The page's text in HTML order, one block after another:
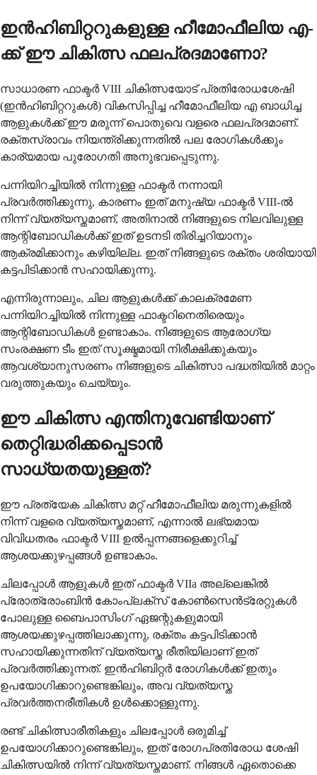
ഇൻഹിബിറ്ററുകളുള്ള ഹീമോഫീലിയ എ-
ക്ക് ഈ ചികിത്സ ഫലപ്രദമാണോ?
സാധാരണ ഫാക്ടർ VIII ചികിത്സയോട് പ്രതിരോധശേഷി
(ഇൻഹിബിറ്ററുകൾ) വികസിപ്പിച്ച ഹീമോഫീലിയ എ ബാധിച്ച
ആളുകൾക്ക് ഈ മരുന്ന് പൊതുവെ വളരെ ഫലപ്രദമാണ്.
രക്തസ്രാവം നിയന്ത്രിക്കുന്നതിൽ പല രോഗികൾക്കും
കാര്യമായ പുരോഗതി അനുഭവപ്പെടുന്നു.
പന്നിയിറച്ചിയിൽ നിന്നുള്ള ഫാക്ടർ നന്നായി
പ്രവർത്തിക്കുന്നു, കാരണം ഇത് മനുഷ്യ ഫാക്ടർ VIII-ൽ
നിന്ന് വ്യത്യസ്തമാണ്, അതിനാൽ നിങ്ങളുടെ നിലവിലുള്ള
ആന്റിബോഡികൾക്ക് ഇത് ഉടനടി തിരിച്ചറിയാനും
ആക്രമിക്കാനും കഴിയില്ല. ഇത് നിങ്ങളുടെ രക്തം ശരിയായി
കട്ടപിടിക്കാൻ സഹായിക്കുന്നു.
എന്നിരുന്നാലും, ചില ആളുകൾക്ക് കാലക്രമേണ
പന്നിയിറച്ചിയിൽ നിന്നുള്ള ഫാക്ടറിനെതിരെയും
ആന്റിബോഡികൾ ഉണ്ടാകാം. നിങ്ങളുടെ ആരോഗ്യ
സംരക്ഷണ ടീം ഇത് സൂക്ഷ്മമായി നിരീക്ഷിക്കുകയും
ആവശ്യാനുസരണം നിങ്ങളുടെ ചികിത്സാ പദ്ധതിയിൽ മാറ്റം
വരുത്തുകയും ചെയ്യും.
ഈ ചികിത്സ എന്തിനുവേണ്ടിയാണ്
തെറ്റിദ്ധരിക്കപ്പെടാൻ
സാധ്യതയുള്ളത്?
ഈ പ്രത്യേക ചികിത്സ മറ്റ് ഹീമോഫീലിയ മരുന്നുകളിൽ
നിന്ന് വളരെ വ്യത്യസ്തമാണ്, എന്നാൽ ലഭ്യമായ
വിവിധതരം ഫാക്ടർ VIII ഉൽപ്പന്നങ്ങളെക്കുറിച്ച്
ആശയക്കുഴപ്പങ്ങൾ ഉണ്ടാകാം.
ചിലപ്പോൾ ആളുകൾ ഇത് ഫാക്ടർ VIIa അല്ലെങ്കിൽ
പ്രോത്രോംബിൻ കോംപ്ലക്സ് കോൺസെൻട്രേറ്റുകൾ
പോലുള്ള ബൈപാസിംഗ് ഏജന്റുകളുമായി
ആശയക്കുഴപ്പത്തിലാക്കുന്നു, രക്തം കട്ടപിടിക്കാൻ
സഹായിക്കുന്നതിന് വ്യത്യസ്ത രീതിയിലാണ് ഇത്
പ്രവർത്തിക്കുന്നത്. ഇൻഹിബിറ്റർ രോഗികൾക്ക് ഇതും
ഉപയോഗിക്കാറുണ്ടെങ്കിലും, അവ വ്യത്യസ്ത
പ്രവർത്തനരീതികൾ ഉൾക്കൊള്ളുന്നു.
രണ്ട് ചികിത്സാരീതികളും ചിലപ്പോൾ ഒരുമിച്ച്
ഉപയോഗിക്കാറുണ്ടെങ്കിലും, ഇത് രോഗപ്രതിരോധ ശേഷി
ചികിത്സയിൽ നിന്ന് വ്യത്യസ്തമാണ്. നിങ്ങൾ ഏതൊക്കെ